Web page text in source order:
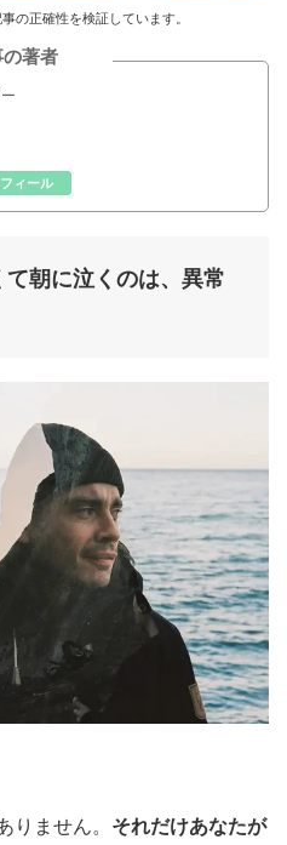
の正確性を検証しています。
の著者
ィール
朝に泣くのは、異常
りません。 それだけあなたが